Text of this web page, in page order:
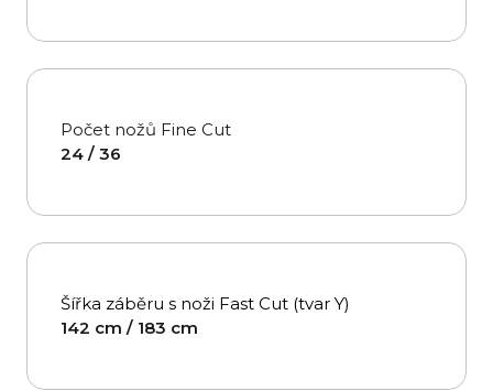
Počet nožů Fine Cut
24 / 36
Šířka záběru s noži Fast Cut (tvar Y)
142 cm / 183 cm